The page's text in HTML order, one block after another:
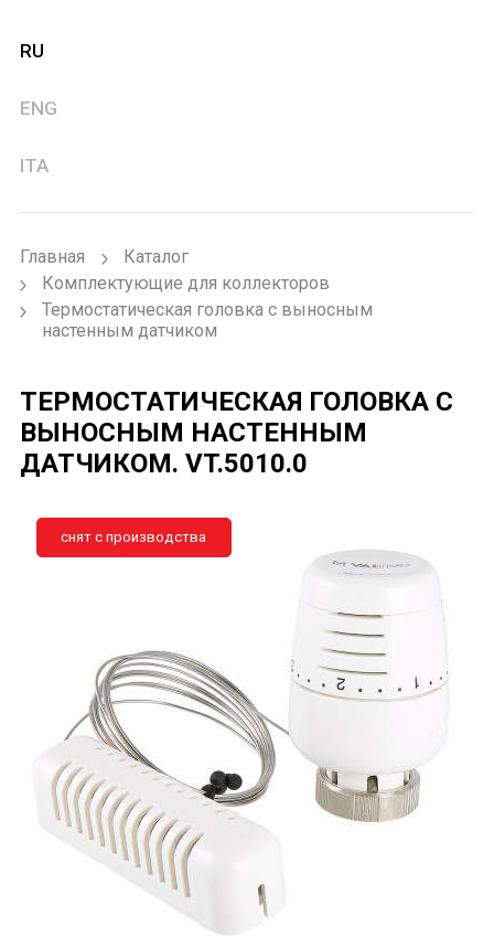
RU
ENG
ITA
Главная
Каталог
Комплектующие для коллекторов
Термостатическая головка с выносным
настенным датчиком
ТЕРМОСТАТИЧЕСКАЯ ГОЛОВКА С
ВЫНОСНЫМ НАСТЕННЫМ
ДАТЧИКОМ. VT.5010.0
снят с производства